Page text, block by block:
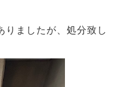
りましたが、処分致し